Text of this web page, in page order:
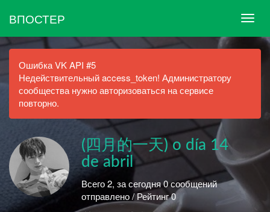
ВПОСТЕР
Ошибка VK API #5
Недействительный access_token! Администратору
сообщества нужно авторизоваться на сервисе
повторно.
(四月的一天) o día 14
de abril
Всего 2, за сегодня 0 сообщений
отправлено / Рейтинг 0